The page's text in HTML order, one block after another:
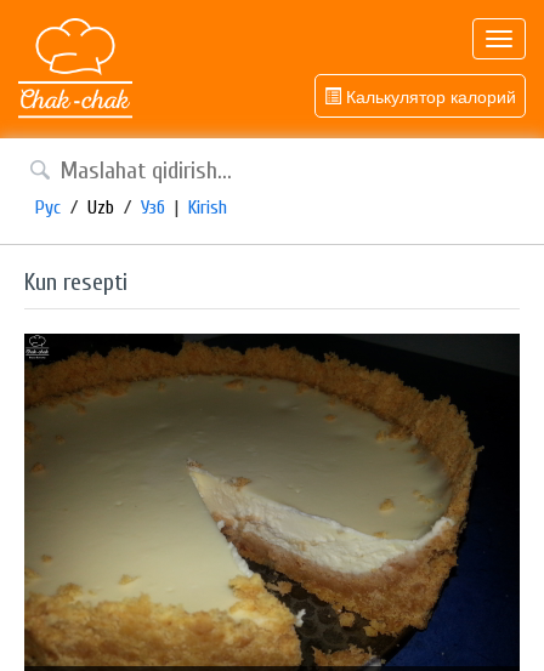
Калькулятор калорий
Рус / Uzb / Узб | Kirish
Kun resepti